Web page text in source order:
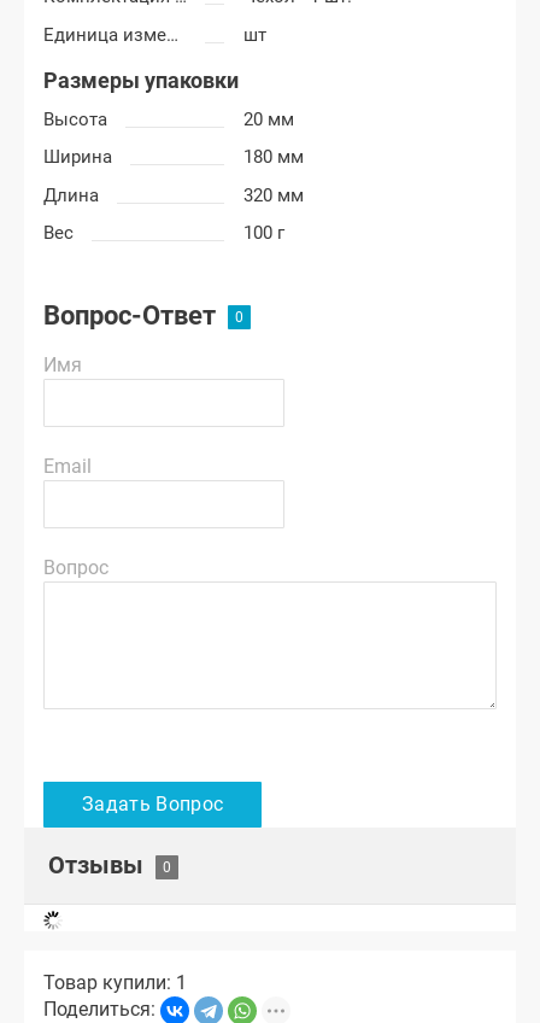
Единица измерения
шт
Размеры упаковки
Высота
20 мм
Ширина
180 мм
Длина
320 мм
Вес
100 г
Вопрос-Ответ
Имя
Email
Вопрос
Отзывы
Товар купили: 1
Поделиться: